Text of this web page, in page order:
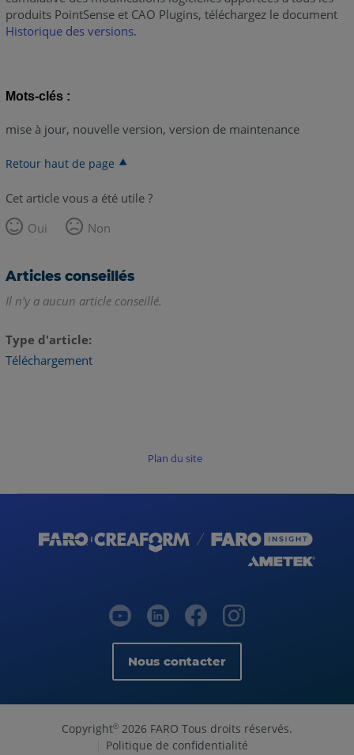
produits PointSense et CAO Plugins, téléchargez le document
Historique des versions.
Mots-clés :
mise à jour, nouvelle version, version de maintenance
Retour haut de page
Cet article vous a été utile ?
Oui
Non
Articles conseillés
Il n'y a aucun article conseillé.
Type d'article
Téléchargement
Plan du site
Nous contacter
Copyright© 2026 FARO Tous droits réservés.
Politique de confidentialité